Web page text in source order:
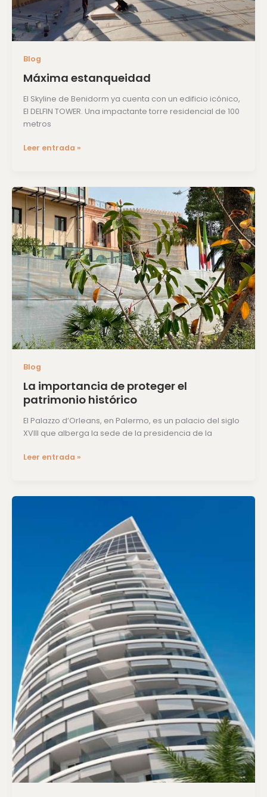
Blog
Máxima estanqueidad
El Skyline de Benidorm ya cuenta con un edificio icónico,
El DELFIN TOWER. Una impactante torre residencial de 100
metros
Leer entrada »
Blog
La importancia de proteger el
patrimonio histórico
El Palazzo d’Orleans, en Palermo, es un palacio del siglo
XVIII que alberga la sede de la presidencia de la
La
importancia
de
proteger
el
patrimonio
histórico
Leer entrada »